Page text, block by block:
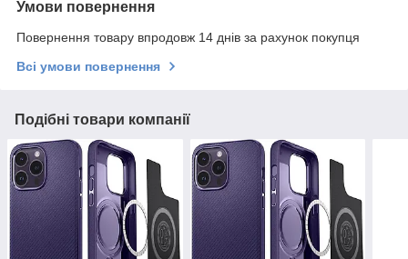
Умови повернення
Повернення товару впродовж 14 днів за рахунок покупця
Всі умови повернення
Подібні товари компанії